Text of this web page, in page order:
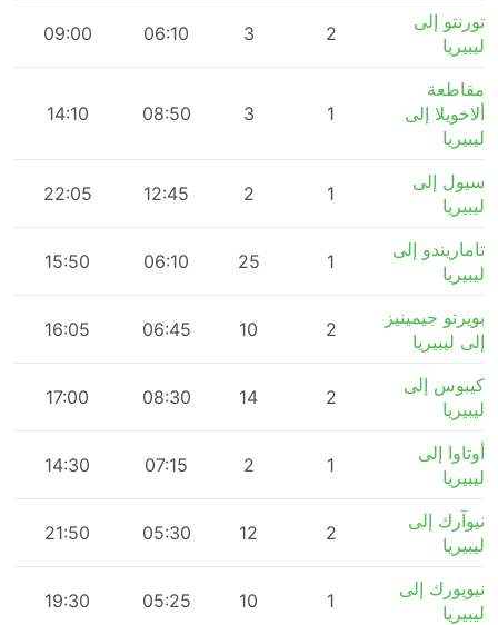
تورنتو إلى
ليبيريا
2
3
06:10
09:00
مقاطعة
ألاخويلا إلى
ليبيريا
1
3
08:50
14:10
سيول إلى
ليبيريا
1
2
12:45
22:05
تاماريندو إلى
ليبيريا
1
25
06:10
15:50
بويرتو جيمينيز
إلى ليبيريا
2
10
06:45
16:05
كيبوس إلى
ليبيريا
2
14
08:30
17:00
أوتاوا إلى
ليبيريا
1
2
07:15
14:30
نيوآرك إلى
ليبيريا
2
12
05:30
21:50
نيويورك إلى
ليبيريا
1
10
05:25
19:30